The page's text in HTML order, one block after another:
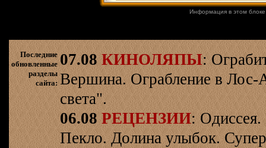
Информация в этом
Последние
обновленные
разделы
сайта:
07.08 КИНОЛЯПЫ:
Вершина. Ограбление в Лос-
света".
06.08 РЕЦЕНЗИИ:
Пекло. Долина улыбок.